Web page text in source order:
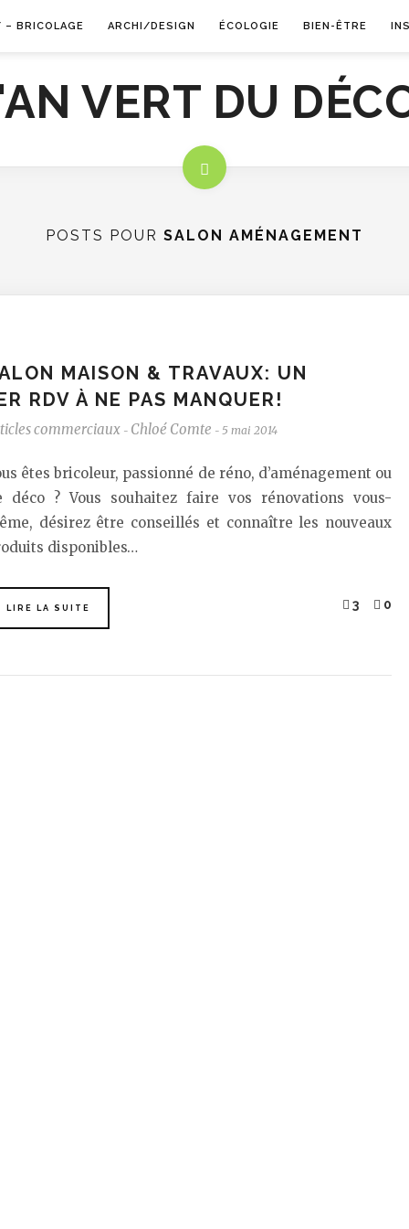
– BRICOLAGE ARCHI/DESIGN ÉCOLOGIE BIEN-ÊTRE
POSTS POUR SALON AMÉNAGEMENT
MAISON & TRAVAUX: UN
RDV À NE PAS MANQUER!
commerciaux - Chloé Comte - 5 mai 2014
êtes bricoleur, passionné de réno, d’aménagement ou
déco ? Vous souhaitez faire vos rénovations vous-
désirez être conseillés et connaître les nouveaux
disponibles…
LIRE LA SUITE 3 0